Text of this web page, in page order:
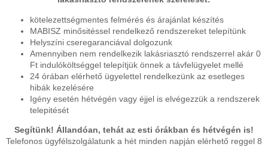
kötelezettségmentes felmérés és árajánlat készítés
MABISZ minősitéssel rendelkező rendszereket telepítünk
Helyszíni cseregaranciával dolgozunk
Amennyiben nem rendelkezik lakásriasztó rendszerrel akár 0
Ft indulóköltséggel telepítjük önnek a távfelügyelet mellé
24 órában elérhető ügyelettel rendelkezünk az esetleges
hibák kezelésére
Igény esetén hétvégén vagy éjjel is elvégezzük a rendszerek
telepitését
Segítünk! Állandóan, tehát az esti órákban és hétvégén is!
Telefonos ügyfélszolgálatunk a hét minden napján elérhető reggel 8